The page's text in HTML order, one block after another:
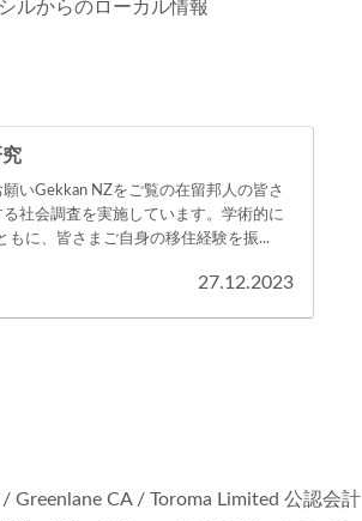
ルからのローカル情報
いGekkan NZをご覧の在留邦人の皆さ
社会調査を実施しています。学術的に
もに、皆さまご自身の移住経験を振...
27.12.2023
Greenlane CA / Toroma Limited 公認会計